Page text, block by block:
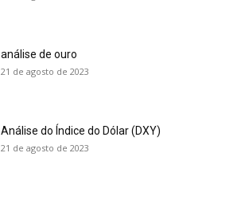
análise de ouro
21 de agosto de 2023
Análise do Índice do Dólar (DXY)
21 de agosto de 2023